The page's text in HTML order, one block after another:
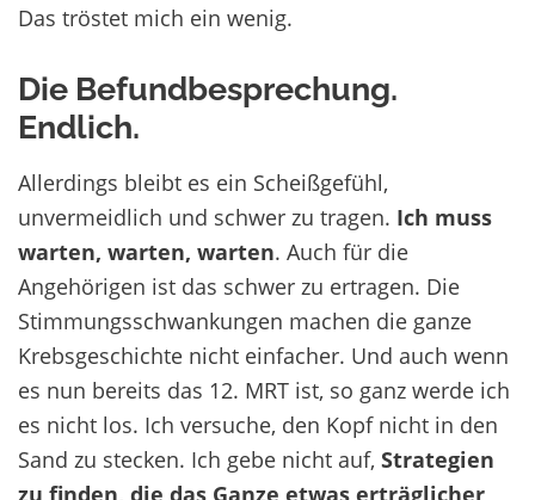
Das tröstet mich ein wenig.
Die Befundbesprechung.
Endlich.
Allerdings bleibt es ein Scheißgefühl,
unvermeidlich und schwer zu tragen. Ich muss
warten, warten, warten. Auch für die
Angehörigen ist das schwer zu ertragen. Die
Stimmungsschwankungen machen die ganze
Krebsgeschichte nicht einfacher. Und auch wenn
es nun bereits das 12. MRT ist, so ganz werde ich
es nicht los. Ich versuche, den Kopf nicht in den
Sand zu stecken. Ich gebe nicht auf, Strategien
zu finden, die das Ganze etwas erträglicher